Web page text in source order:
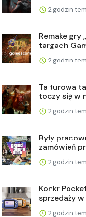
2 godzin
Remake gry
targach
2 godzin
Ta turowa
toczy się w
2 godzin
Były
zamówień
2 godzin
Konkr
sprzedaży w
2 godzin